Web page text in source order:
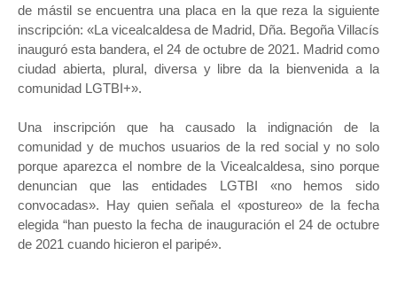
de mástil se encuentra una placa en la que reza la siguiente
inscripción: «La vicealcaldesa de Madrid, Dña. Begoña Villacís
inauguró esta bandera, el 24 de octubre de 2021. Madrid como
ciudad abierta, plural, diversa y libre da la bienvenida a la
comunidad LGTBI+».
Una inscripción que ha causado la indignación de la
comunidad y de muchos usuarios de la red social y no solo
porque aparezca el nombre de la Vicealcaldesa, sino porque
denuncian que las entidades LGTBI «no hemos sido
convocadas». Hay quien señala el «postureo» de la fecha
elegida “han puesto la fecha de inauguración el 24 de octubre
de 2021 cuando hicieron el paripé».